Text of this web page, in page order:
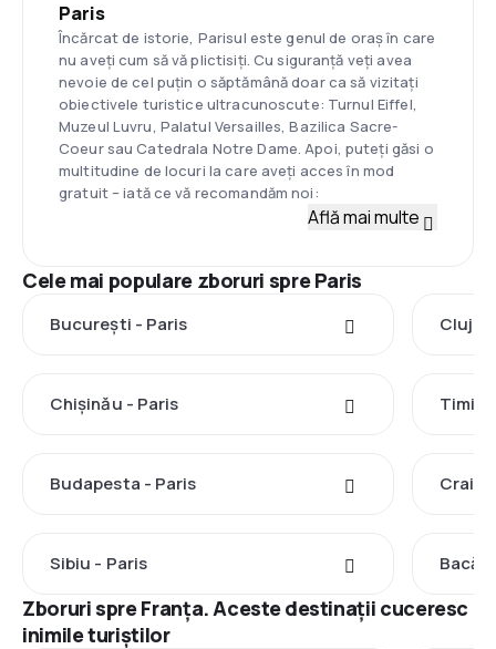
Paris
Încărcat de istorie, Parisul este genul de oraș în care
nu aveți cum să vă plictisiți. Cu siguranță veți avea
nevoie de cel puțin o săptămână doar ca să vizitați
obiectivele turistice ultracunoscute: Turnul Eiffel,
Muzeul Luvru, Palatul Versailles, Bazilica Sacre-
Coeur sau Catedrala Notre Dame. Apoi, puteți găsi o
multitudine de locuri la care aveți acces în mod
gratuit – iată ce vă recomandăm noi:
Află mai multe
Cele mai populare zboruri spre Paris
București - Paris Cluj-
Chișinău - Paris
Budapesta - Paris
Sibiu - Paris
Zboruri spre Franţa. Aceste destinații cuceresc
inimile turiștilor